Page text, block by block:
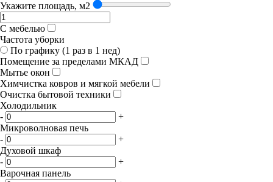
Укажите площадь, м2
С мебелью
Частота уборки
По графику (1 раз в 1 нед)
Помещение за пределами МКАД
Мытье окон
Химчистка ковров и мягкой мебели
Очистка бытовой техники
Холодильник
-
+
Микроволновая печь
-
+
Духовой шкаф
-
+
Варочная панель